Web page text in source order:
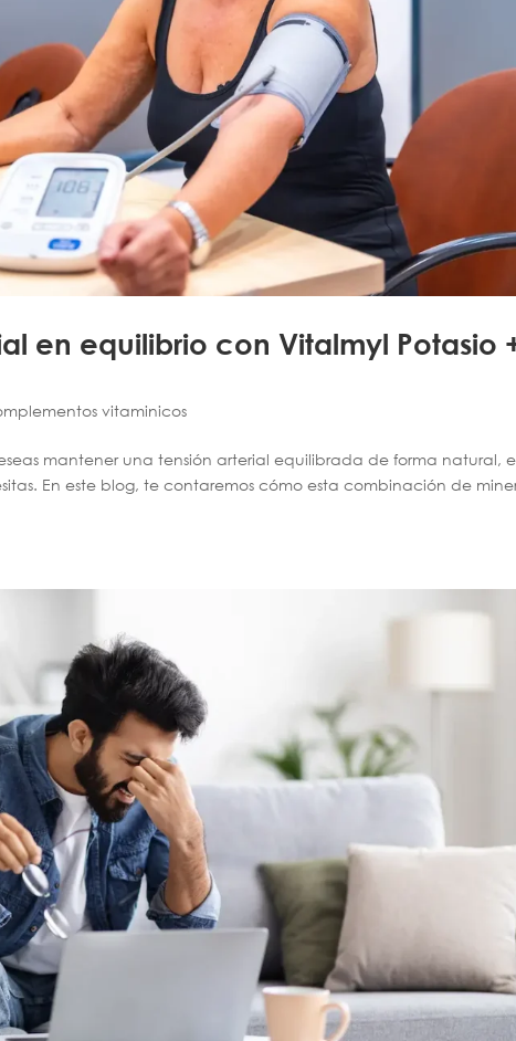
en equilibrio con Vitalmyl Potasio
vitaminicos
mantener una tensión arterial equilibrada de forma natural,
En este blog, te contaremos cómo esta combinación de